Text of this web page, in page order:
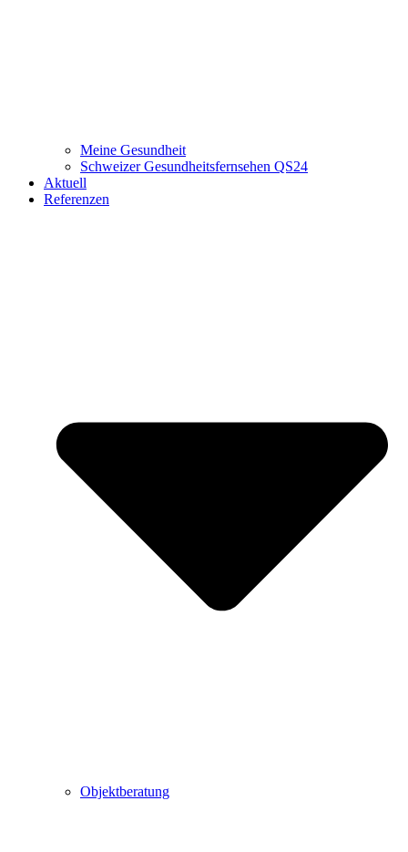
Meine Gesundheit
Schweizer Gesundheitsfernsehen QS24
Aktuell
Referenzen
Objektberatung